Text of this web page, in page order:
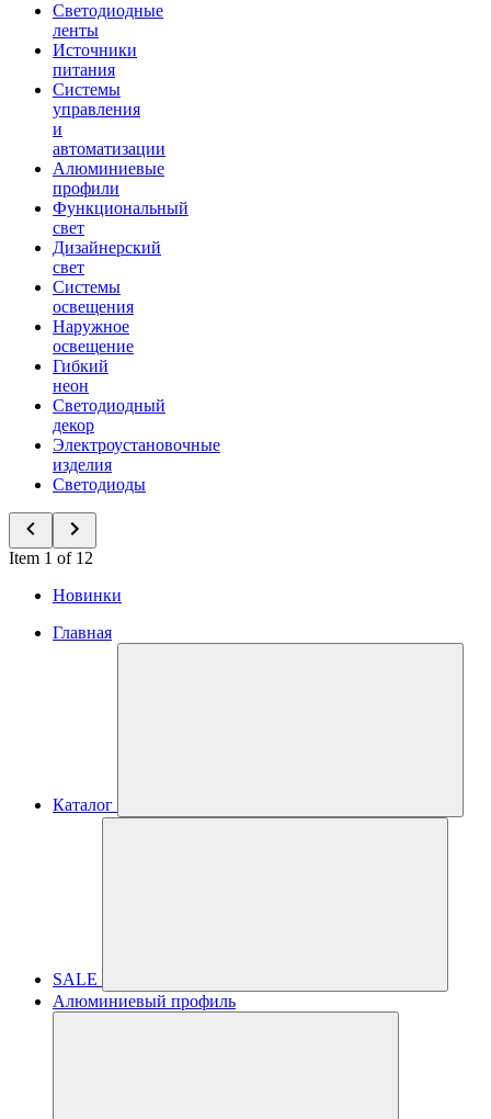
Светодиодные
ленты
Источники
питания
Системы
управления
и
автоматизации
Алюминиевые
профили
Функциональный
свет
Дизайнерский
свет
Системы
освещения
Наружное
освещение
Гибкий
неон
Светодиодный
декор
Электроустановочные
изделия
Светодиоды
Item 1 of 12
Новинки
Главная
Каталог
SALE
Алюминиевый профиль